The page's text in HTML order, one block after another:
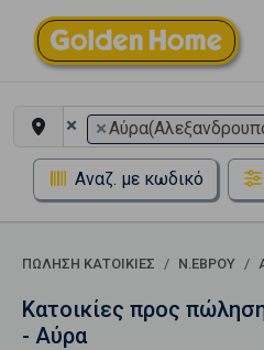
× ×
Αναζ. με κωδικό
ΠΏΛΗΣΗ ΚΑΤΟΙΚΊΕΣ Ν.ΕΒΡΟΥ
Κατοικίες προς
- Αύρα